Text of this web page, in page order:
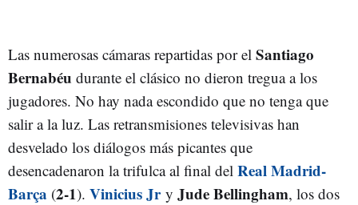
Las numerosas cámaras repartidas por el Santiago
Bernabéu durante el clásico no dieron tregua a los
jugadores. No hay nada escondido que no tenga que
salir a la luz. Las retransmisiones televisivas han
desvelado los diálogos más picantes que
desencadenaron la trifulca al final del Real Madrid-
Barça (2-1). Vinicius Jr y Jude Bellingham, los dos